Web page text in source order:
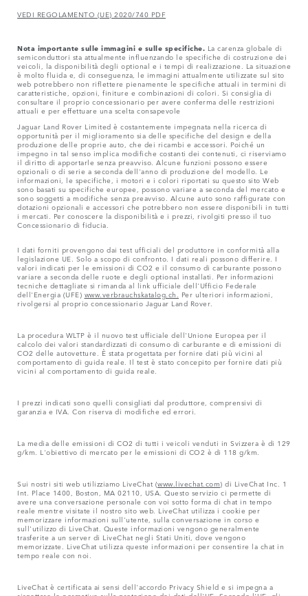
VEDI REGOLAMENTO (UE) 2020/740 PDF
Nota importante sulle immagini e sulle specifiche. La carenza globale di
semiconduttori sta attualmente influenzando le specifiche di costruzione dei
veicoli, la disponibilità degli optional e i tempi di realizzazione. La situazione
è molto fluida e, di conseguenza, le immagini attualmente utilizzate sul sito
web potrebbero non riflettere pienamente le specifiche attuali in termini di
caratteristiche, opzioni, finiture e combinazioni di colori. Si consiglia di
consultare il proprio concessionario per avere conferma delle restrizioni
attuali e per effettuare una scelta consapevole
Jaguar Land Rover Limited è costantemente impegnata nella ricerca di
opportunità per il miglioramento sia delle specifiche del design e della
produzione delle proprie auto, che dei ricambi e accessori. Poiché un
impegno in tal senso implica modifiche costanti dei contenuti, ci riserviamo
il diritto di apportarle senza preavviso. Alcune funzioni possono essere
opzionali o di serie a seconda dell'anno di produzione del modello. Le
informazioni, le specifiche, i motori e i colori riportati su questo sito Web
sono basati su specifiche europee, possono variare a seconda del mercato e
sono soggetti a modifiche senza preavviso. Alcune auto sono raffigurate con
dotazioni opzionali e accessori che potrebbero non essere disponibili in tutti
i mercati. Per conoscere la disponibilità e i prezzi, rivolgiti presso il tuo
Concessionario di fiducia.
I dati forniti provengono dai test ufficiali del produttore in conformità alla
legislazione UE. Solo a scopo di confronto. I dati reali possono differire. I
valori indicati per le emissioni di CO2 e il consumo di carburante possono
variare a seconda delle ruote e degli optional installati. Per informazioni
tecniche dettagliate si rimanda al link ufficiale dell'Ufficio Federale
dell'Energia (UFE) www.verbrauchskatalog.ch. Per ulteriori informazioni,
rivolgersi al proprio concessionario Jaguar Land Rover.
La procedura WLTP è il nuovo test ufficiale dell'Unione Europea per il
calcolo dei valori standardizzati di consumo di carburante e di emissioni di
CO2 delle autovetture. È stata progettata per fornire dati più vicini al
comportamento di guida reale. Il test è stato concepito per fornire dati più
vicini al comportamento di guida reale.
I prezzi indicati sono quelli consigliati dal produttore, comprensivi di
garanzia e IVA. Con riserva di modifiche ed errori.
La media delle emissioni di CO2 di tutti i veicoli venduti in Svizzera è di 129
g/km. L'obiettivo di mercato per le emissioni di CO2 è di 118 g/km.
Sui nostri siti web utilizziamo LiveChat (www.livechat.com) di LiveChat Inc. 1
Int. Place 1400, Boston, MA 02110, USA. Questo servizio ci permette di
avere una conversazione personale con voi sotto forma di chat in tempo
reale mentre visitate il nostro sito web. LiveChat utilizza i cookie per
memorizzare informazioni sull'utente, sulla conversazione in corso e
sull'utilizzo di LiveChat. Queste informazioni vengono generalmente
trasferite a un server di LiveChat negli Stati Uniti, dove vengono
memorizzate. LiveChat utilizza queste informazioni per consentire la chat in
tempo reale con noi.
LiveChat è certificata ai sensi dell'accordo Privacy Shield e si impegna a